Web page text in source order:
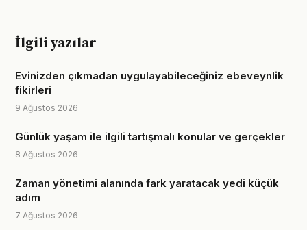
İlgili yazılar
Evinizden çıkmadan uygulayabileceğiniz ebeveynlik
fikirleri
9 Ağustos 2026
Günlük yaşam ile ilgili tartışmalı konular ve gerçekler
8 Ağustos 2026
Zaman yönetimi alanında fark yaratacak yedi küçük
adım
7 Ağustos 2026